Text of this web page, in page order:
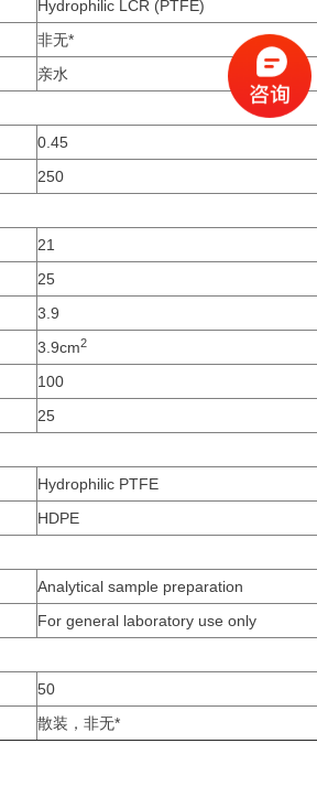
Hydrophilic LCR (PTFE)
非无*
亲水
0.45
250
21
25
3.9
3.9cm2
100
25
Hydrophilic PTFE
HDPE
Analytical sample preparation
For general laboratory use only
50
散装，非无*